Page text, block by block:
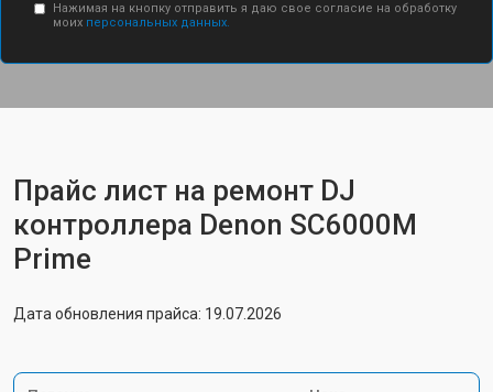
Нажимая на кнопку отправить я даю свое согласие на обработку
моих персональных данных.
Прайс лист на ремонт DJ
контроллера Denon SC6000M
Prime
Дата обновления прайса: 19.07.2026